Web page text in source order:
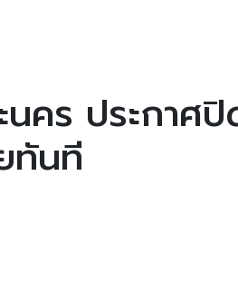
คร ประกาศ
ทันที